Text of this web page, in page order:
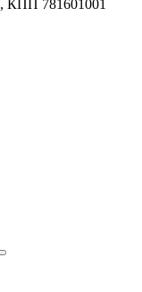
781601001